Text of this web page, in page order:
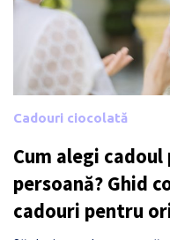
Cadouri ciocolată
Cum alegi
persoană? Ghid
cadouri pentru